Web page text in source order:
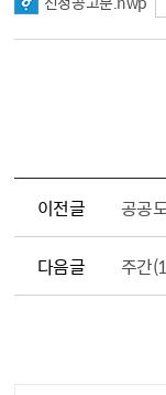
이전글
다음글 주간